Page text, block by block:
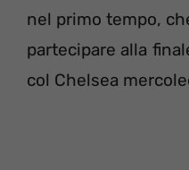
nel primo tempo,
partecipare alla
col Chelsea